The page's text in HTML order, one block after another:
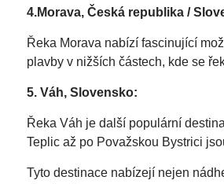
4.Morava, Česká republika /
Řeka Morava nabízí fascinující
plavby v nižších částech, kde se
5. Váh, Slovensko:
Řeka Váh je další populární
Teplic až po Považskou Bystrici
Tyto destinace nabízejí nejen